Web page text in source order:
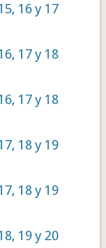
16 y 17
17 y 18
17 y 18
18 y 19
18 y 19
19 y 20